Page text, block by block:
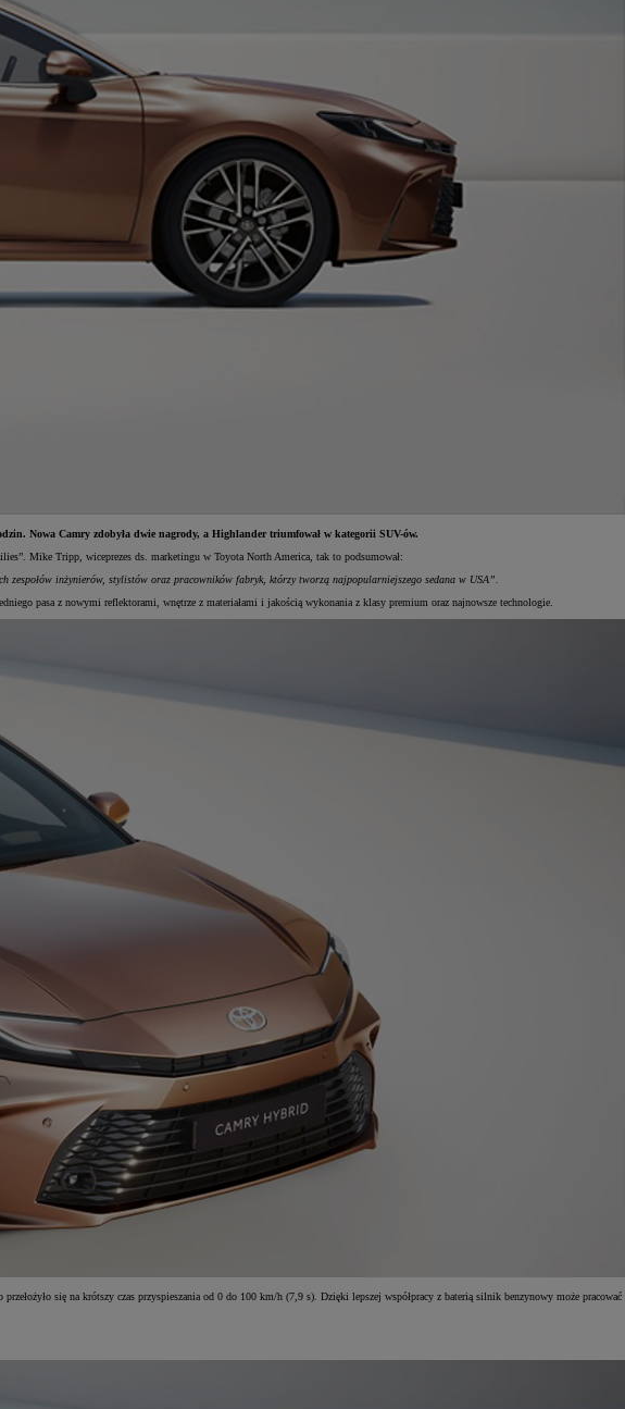
Nowa Camry zdobyła dwie nagrody, a Highlander triumfował w kategorii SUV-ów.
Mike Tripp, wiceprezes ds. marketingu w Toyota North America, tak to podsumował:
zespołów inżynierów, stylistów oraz pracowników fabryk, którzy tworzą najpopularniejszego sedana w USA”.
pasa z nowymi reflektorami, wnętrze z materiałami i jakością wykonania z klasy premium oraz najnowsze technologie.
się na krótszy czas przyspieszania od 0 do 100 km/h (7,9 s). Dzięki lepszej współpracy z baterią silnik benzynowy może pracować